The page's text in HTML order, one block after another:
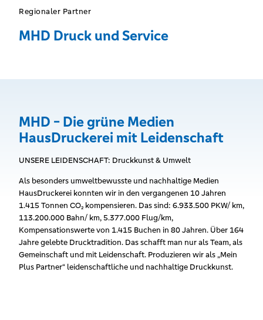
Regionaler Partner
MHD Druck und Service
MHD - Die grüne Medien
HausDruckerei mit Leidenschaft
UNSERE LEIDENSCHAFT: Druckkunst & Umwelt
Als besonders umweltbewusste und nachhaltige Medien
HausDruckerei konnten wir in den vergangenen 10 Jahren
1.415 Tonnen CO₂ kompensieren. Das sind: 6.933.500 PKW/ km,
113.200.000 Bahn/ km, 5.377.000 Flug/km,
Kompensationswerte von 1.415 Buchen in 80 Jahren. Über 164
Jahre gelebte Drucktradition. Das schafft man nur als Team, als
Gemeinschaft und mit Leidenschaft. Produzieren wir als „Mein
Plus Partner“ leidenschaftliche und nachhaltige Druckkunst.